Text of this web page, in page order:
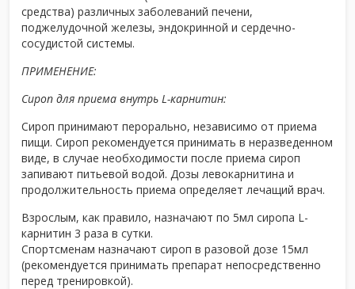
средства) различных заболеваний печени,
поджелудочной железы, эндокринной и сердечно-
сосудистой системы.
ПРИМЕНЕНИЕ:
Сироп для приема внутрь L-карнитин:
Сироп принимают перорально, независимо от приема
пищи. Сироп рекомендуется принимать в неразведенном
виде, в случае необходимости после приема сироп
запивают питьевой водой. Дозы левокарнитина и
продолжительность приема определяет лечащий врач.
Взрослым, как правило, назначают по 5мл сиропа L-
карнитин 3 раза в сутки.
Спортсменам назначают сироп в разовой дозе 15мл
(рекомендуется принимать препарат непосредственно
перед тренировкой).